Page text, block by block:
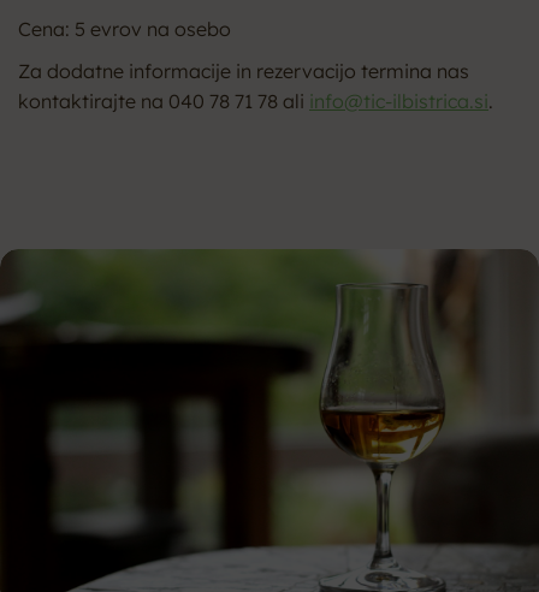
Cena: 5 evrov na osebo
Za dodatne informacije in rezervacijo termina nas
kontaktirajte na 040 78 71 78 ali info@tic-ilbistrica.si.
Čebelarski dom